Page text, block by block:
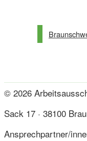
© 2026
Sack 17 · 38100
Ansprechpartner/